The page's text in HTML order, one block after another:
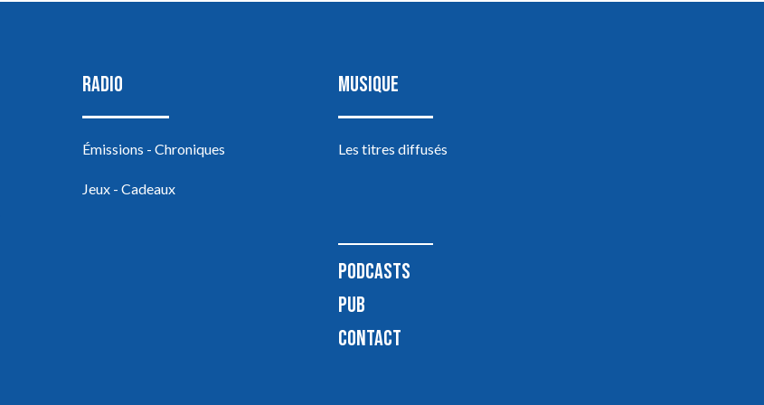
RADIO
Émissions - Chroniques
Jeux - Cadeaux
MUSIQUE
Les titres diffusés
PODCASTS
PUB
CONTACT